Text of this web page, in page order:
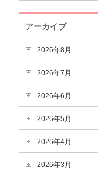
アーカイブ
2026年8月
2026年7月
2026年6月
2026年5月
2026年4月
2026年3月